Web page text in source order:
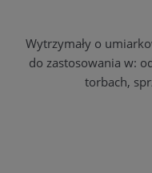
Wytrzymały o
do zastosowania w:
torbach,